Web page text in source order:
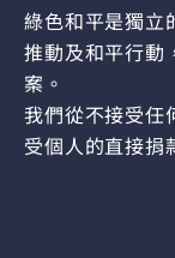
綠色和平是獨立
推動及和平行動
案。
我們從不接受任
受個人的直接捐